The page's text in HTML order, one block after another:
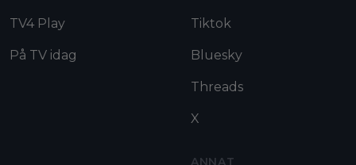
TV4 Play
På TV idag
Tiktok
Bluesky
Threads
X
ANNAT